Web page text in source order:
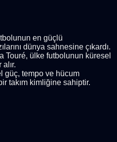
en güçlü
dünya sahnesine çıkardı.
Touré, ülke futbolunun küresel
güç, tempo ve hücum
takım kimliğine sahiptir.